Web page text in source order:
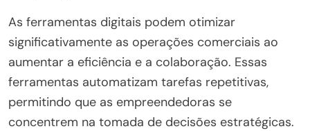
As ferramentas digitais podem otimizar
significativamente as operações comerciais ao
aumentar a eficiência e a colaboração. Essas
ferramentas automatizam tarefas repetitivas,
permitindo que as empreendedoras se
concentrem na tomada de decisões estratégicas.